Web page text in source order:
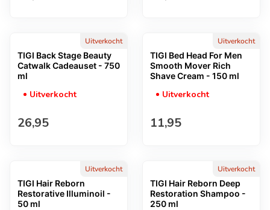
Uitverkocht
TIGI Back Stage Beauty
Catwalk Cadeauset - 750
ml
Uitverkocht
Normale prijs
26,95
Uitverkocht
TIGI Bed Head For Men
Smooth Mover Rich
Shave Cream - 150 ml
Uitverkocht
Normale prijs
11,95
Uitverkocht
TIGI Hair Reborn
Restorative Illuminoil -
50 ml
Uitverkocht
TIGI Hair Reborn Deep
Restoration Shampoo -
250 ml